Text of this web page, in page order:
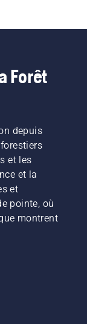
Forêt
depuis
et les
et la
et
pointe, où
montrent